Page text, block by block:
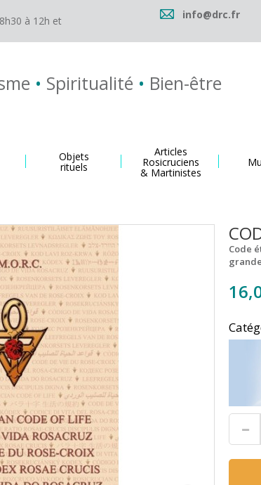
à 12h et
info@drc.fr
• Spiritualité • Bien-être
Objets
rituels
Articles
Rosicruciens
& Martinistes
Code